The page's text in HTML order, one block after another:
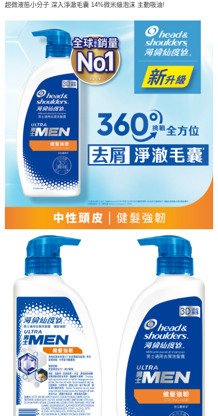
任。
時審查核予不同之上限額度；若仍有額度不足之情形，本公司將視審查結果
請求用戶進行身份認證。
５．嚴禁一人註冊多個帳號或使用他人資訊註冊。若發現惡意使用之情形，
恩沛科技股份有限公司將有權停止該用戶之使用額度並採取法律行動。
每筆NT$100，滿NT$790(含以上)免運費
付款後寶雅門市自取(由倉庫統一出貨)
每筆NT$80，滿NT$290(含以上)免運費
超微液態小分子 深入淨澈毛囊 14%微米級泡沫 主動吸油!